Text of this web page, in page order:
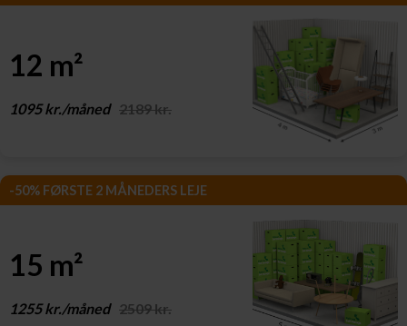
12 m²
1095 kr./måned 2189 kr.
-50% FØRSTE 2 MÅNEDERS LEJE
15 m²
1255 kr./måned 2509 kr.